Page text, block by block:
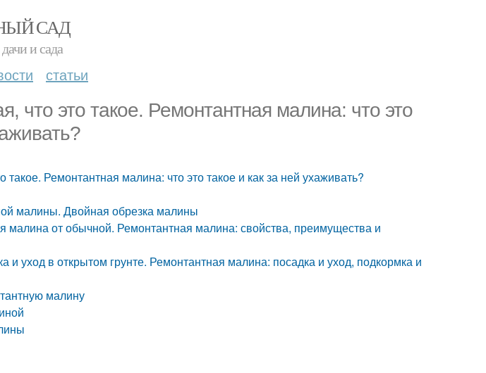
САД
и сада
статьи
что это такое. Ремонтантная малина: что это
Ремонтантная малина: что это такое и как за ней ухаживать?
малины. Двойная обрезка малины
малина от обычной. Ремонтантная малина: свойства, преимущества и
и уход в открытом грунте. Ремонтантная малина: посадка и уход, подкормка и
малину